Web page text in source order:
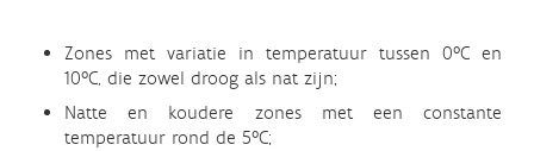
Zones met variatie in temperatuur tussen 0°C en
10°C, die zowel droog als nat zijn;
Natte en koudere zones met een constante
temperatuur rond de 5°C;